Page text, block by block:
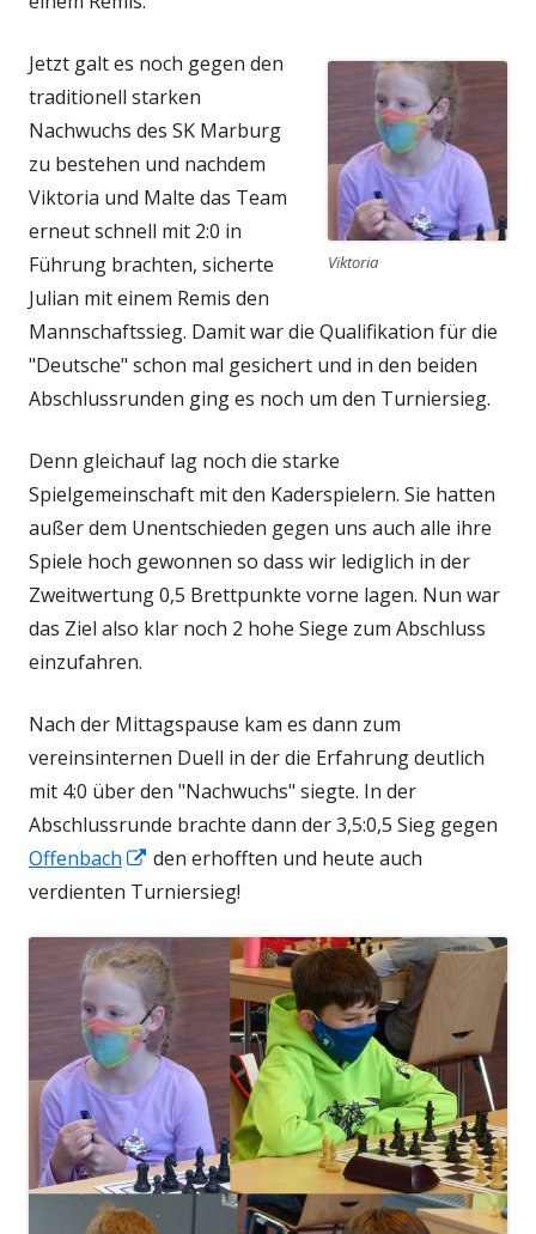
Viktoria
Jetzt galt es noch gegen den
traditionell starken
Nachwuchs des SK Marburg
zu bestehen und nachdem
Viktoria und Malte das Team
erneut schnell mit 2:0 in
Führung brachten, sicherte
Julian mit einem Remis den
Mannschaftssieg. Damit war die Qualifikation für die
"Deutsche" schon mal gesichert und in den beiden
Abschlussrunden ging es noch um den Turniersieg.
Denn gleichauf lag noch die starke
Spielgemeinschaft mit den Kaderspielern. Sie hatten
außer dem Unentschieden gegen uns auch alle ihre
Spiele hoch gewonnen so dass wir lediglich in der
Zweitwertung 0,5 Brettpunkte vorne lagen. Nun war
das Ziel also klar noch 2 hohe Siege zum Abschluss
einzufahren.
Nach der Mittagspause kam es dann zum
vereinsinternen Duell in der die Erfahrung deutlich
mit 4:0 über den "Nachwuchs" siegte. In der
Abschlussrunde brachte dann der 3,5:0,5 Sieg gegen
Offenbach
In
neuem
öffnen
den erhofften und heute auch
verdienten Turniersieg!